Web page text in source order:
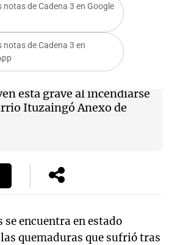
notas de Cadena 3 en Google
notas de Cadena 3 en
está grave al incendiarse
Ituzaingó Anexo de
se encuentra en estado
quemaduras que sufrió tras
Notas